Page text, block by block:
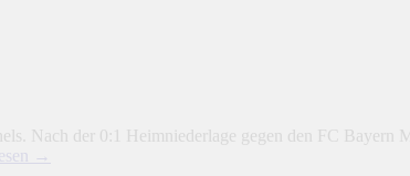
Nach der 0:1 Heimniederlage gegen den FC Bayern
→